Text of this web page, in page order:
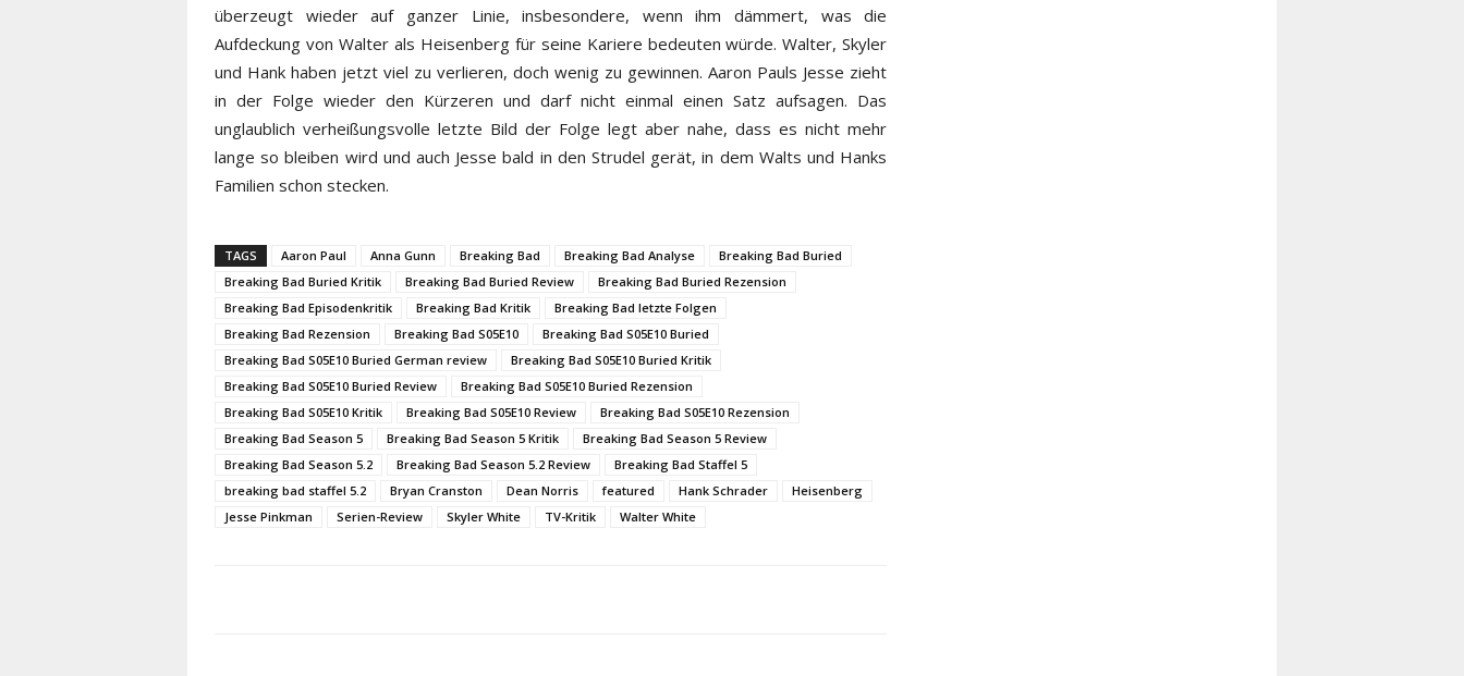
überzeugt wieder auf ganzer Linie, insbesondere, wenn ihm dämmert, was die
Aufdeckung von Walter als Heisenberg für seine Kariere bedeuten würde. Walter, Skyler
und Hank haben jetzt viel zu verlieren, doch wenig zu gewinnen. Aaron Pauls Jesse zieht
in der Folge wieder den Kürzeren und darf nicht einmal einen Satz aufsagen. Das
unglaublich verheißungsvolle letzte Bild der Folge legt aber nahe, dass es nicht mehr
lange so bleiben wird und auch Jesse bald in den Strudel gerät, in dem Walts und Hanks
Familien schon stecken.
TAGS Aaron Paul Anna Gunn Breaking Bad Breaking Bad Analyse
Breaking Bad Buried
Breaking Bad Buried Kritik
Breaking Bad Buried Review
Breaking Bad Buried Rezension
Breaking Bad Episodenkritik
Breaking Bad Kritik
Breaking Bad letzte Folgen
Breaking Bad Rezension
Breaking Bad S05E10
Breaking Bad S05E10 Buried
Breaking Bad S05E10 Buried German review
Breaking Bad S05E10 Buried Kritik
Breaking Bad S05E10 Buried Review
Breaking Bad S05E10 Buried Rezension
Breaking Bad S05E10 Kritik
Breaking Bad S05E10 Review
Breaking Bad S05E10 Rezension
Breaking Bad Season 5
Breaking Bad Season 5 Kritik
Breaking Bad Season 5 Review
Breaking Bad Season 5.2
Breaking Bad Season 5.2 Review
Breaking Bad Staffel 5
breaking bad staffel 5.2
Bryan Cranston Dean Norris featured Hank Schrader
Heisenberg
Jesse Pinkman
Serien-Review Skyler White TV-Kritik Walter White